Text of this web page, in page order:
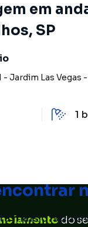
mais
em
SP
- Jardim Las Vegas -
1
do